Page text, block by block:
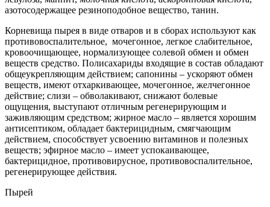
азотосодержащее резиноподобное вещество, танин.
Корневища пырея в виде отваров и в сборах используют как
противовоспалительное, мочегонное, легкое слабительное,
кровоочищающее, нормализующее солевой обмен и обмен
веществ средство. Полисахариды входящие в состав обладают
общеукрепляющим действием; сапонины – ускоряют обмен
веществ, имеют отхаркивающее, мочегонное, желчегонное
действие; слизи – обволакивают, снижают болевые
ощущения, выступают отличным регенерирующим и
заживляющим средством; жирное масло – является хорошим
антисептиком, обладает бактерицидным, смягчающим
действием, способствует усвоению витаминов и полезных
веществ; эфирное масло – имеет успокаивающее,
бактерицидное, противовирусное, противовоспалительное,
регенерирующее действия.
Пырей